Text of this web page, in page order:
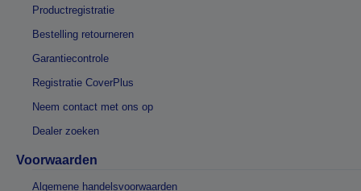
Productregistratie
Bestelling retourneren
Garantiecontrole
Registratie CoverPlus
Neem contact met ons op
Dealer zoeken
Voorwaarden
Algemene handelsvoorwaarden